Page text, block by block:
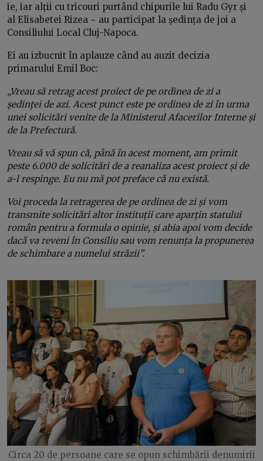
ie, iar alții cu tricouri purtând chipurile lui Radu Gyr și
al Elisabetei Rizea − au participat la ședința de joi a
Consiliului Local Cluj-Napoca.
Ei au izbucnit în aplauze când au auzit decizia
primarului Emil Boc:
„Vreau să retrag acest proiect de pe ordinea de zi a
ședinței de azi. Acest punct este pe ordinea de zi în urma
unei solicitări venite de la Ministerul Afacerilor Interne și
de la Prefectură.
Vreau să vă spun că, până în acest moment, am primit
peste 6.000 de solicitări de a reanaliza acest proiect și de
a-l respinge. Eu nu mă pot preface că nu există.
Voi proceda la retragerea de pe ordinea de zi și vom
transmite solicitări altor instituții care aparțin statului
român pentru a formula o opinie, și abia apoi vom decide
dacă va reveni în Consiliu sau vom renunța la propunerea
de schimbare a numelui străzii”.
Circa 20 de persoane care se opun schimbării denumirii